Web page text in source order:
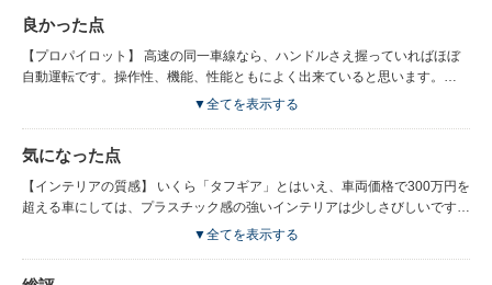
良かった点
【プロパイロット】 高速の同一車線なら、ハンドルさえ握っていればほぼ
自動運転です。操作性、機能、性能ともによく出来ていると思います。
【デザイン】 デビューから5年たっても色あせない、洗練されたデザイン。
まで伸びます。ミドルサイズSUVとしては十分でしょう。 【加速】 モータ
ーアシストのおかげで、重いボディの割には加速に不満はありません。
【静粛性】 ロードノイズは大きめですが、ハイブリッドのおかげで発進時
発進時にエンジンがかかる振動がないのが良いですね。 【アラウンドビュ
ーンモニター】 ベテランでも一度使ってみると手放せなくなると思いま
▼全てを表示する
気になった点
【インテリアの質感】 いくら「タフギア」とはいえ、車両価格で300万円を
超える車にしては、プラスチック感の強いインテリアは少しさびしいです
ね。カップホルダーや小物入れの底にラバーくらい欲しいです。 【メータ
▼全てを表示する